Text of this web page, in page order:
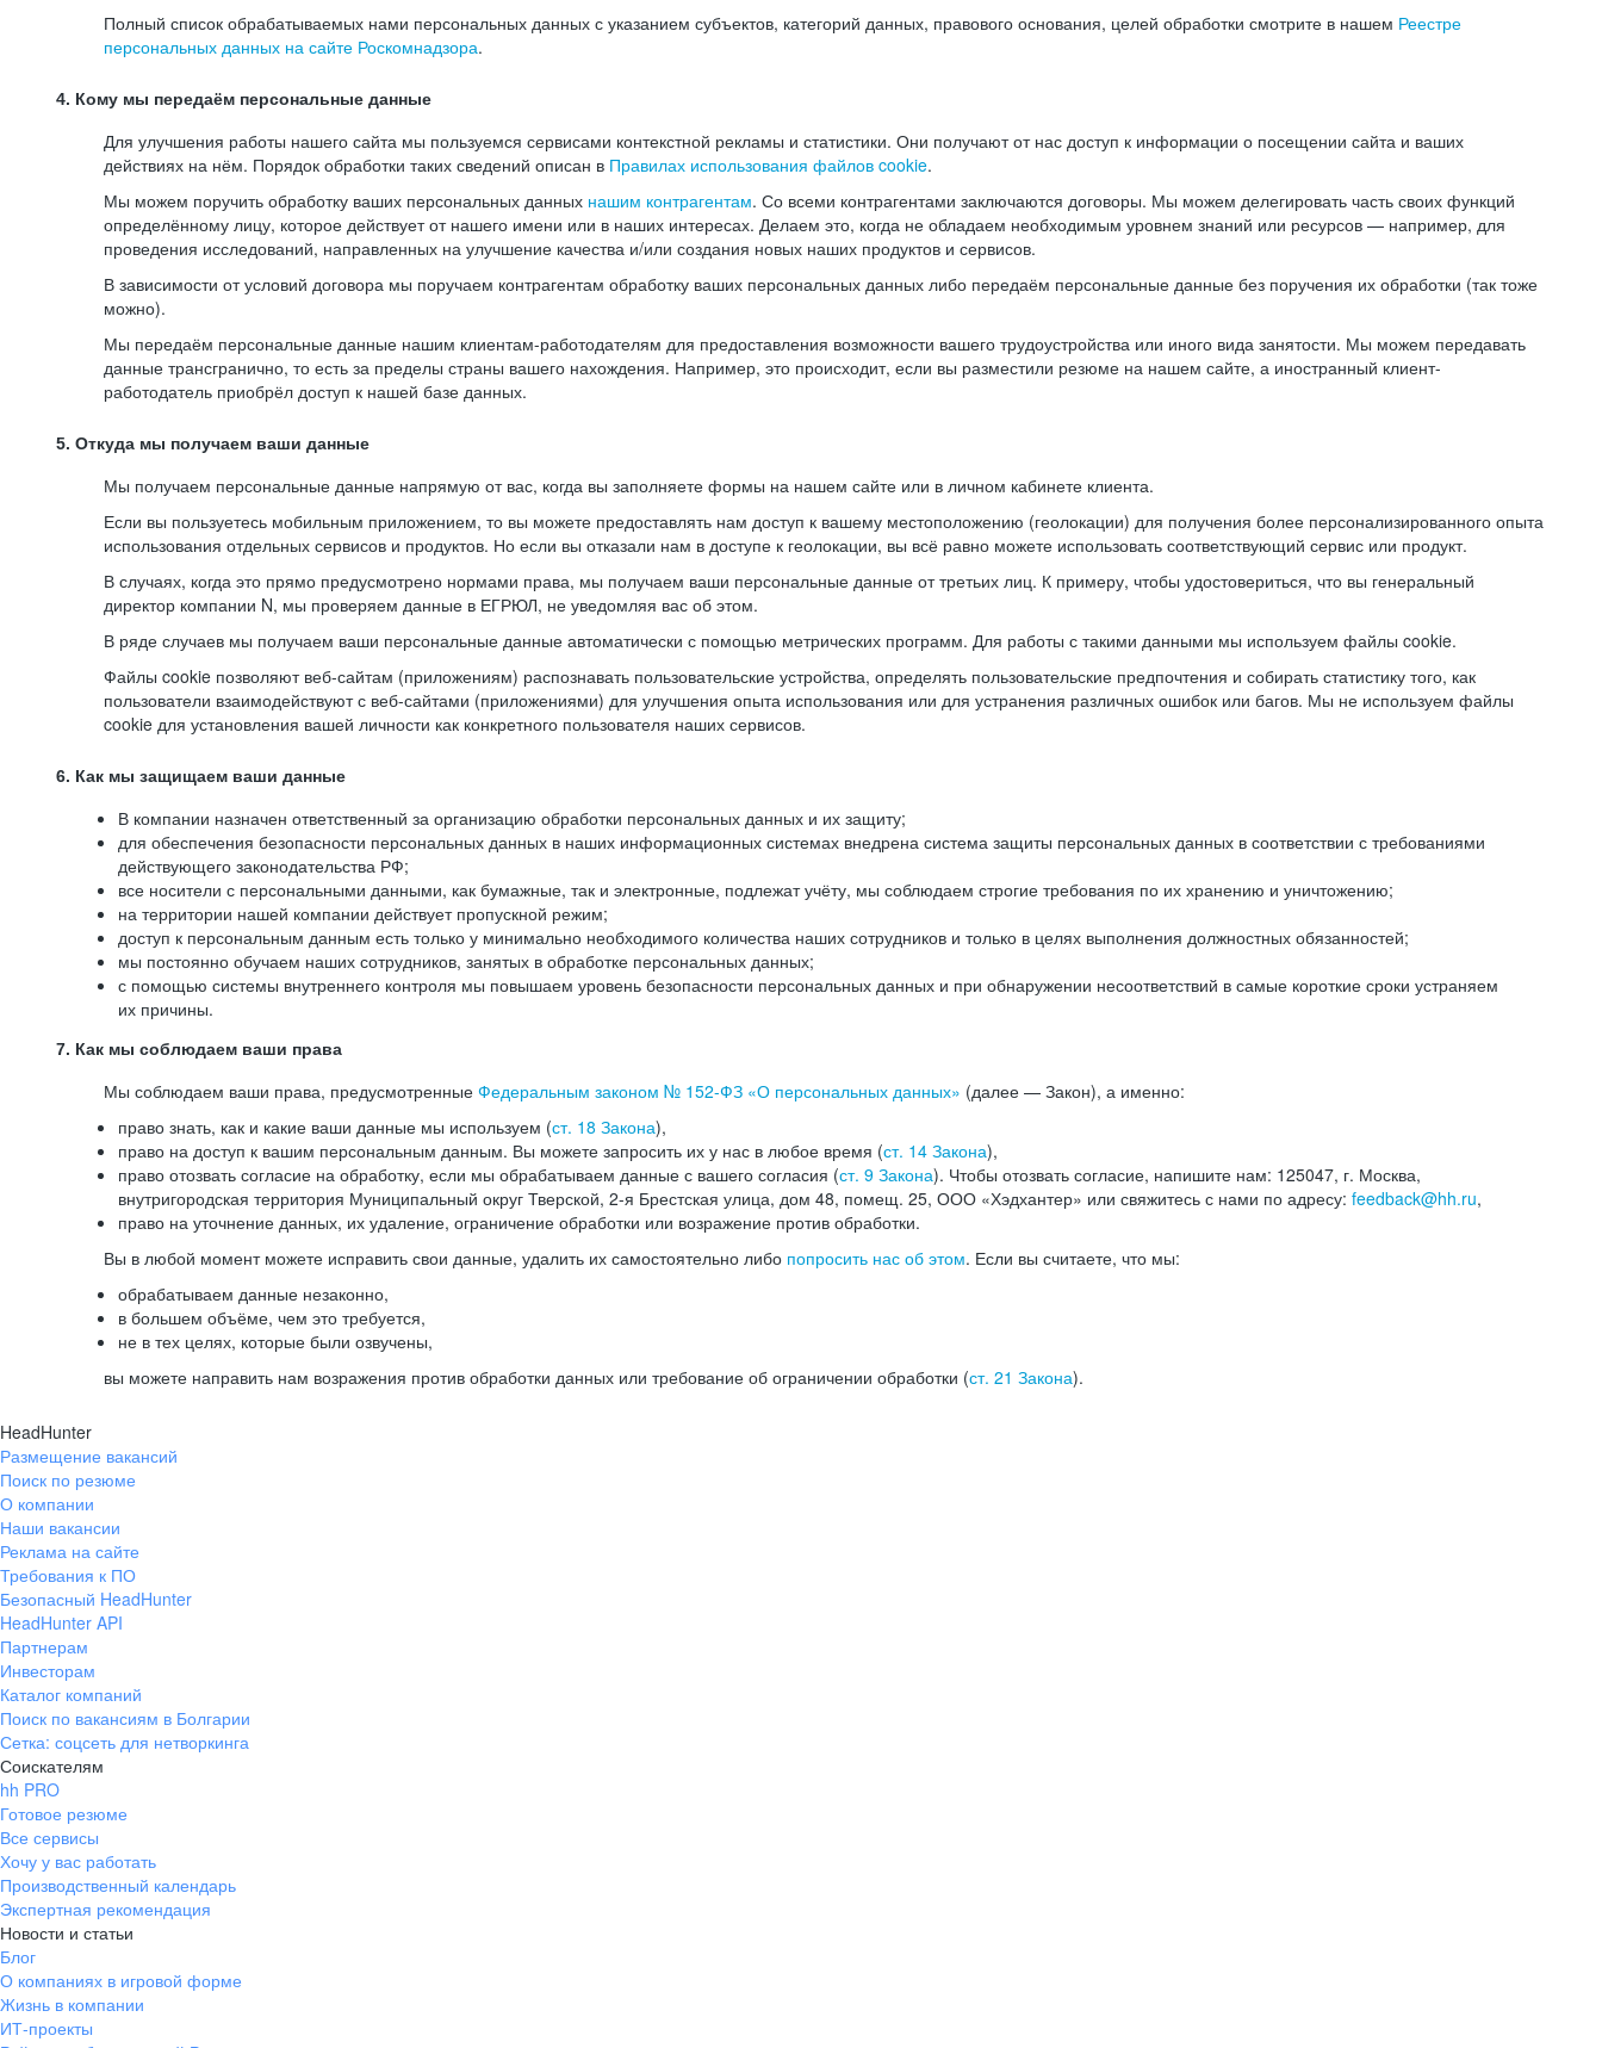
Полный список обрабатываемых нами персональных данных с указанием субъектов, категорий данных, правового основания, целей обработки смотрите в нашем Реестре
персональных данных на сайте Роскомнадзора.
4. Кому мы передаём персональные данные
Для улучшения работы нашего сайта мы пользуемся сервисами контекстной рекламы и статистики. Они получают от нас доступ к информации о посещении сайта и ваших
действиях на нём. Порядок обработки таких сведений описан в Правилах использования файлов cookie.
Мы можем поручить обработку ваших персональных данных нашим контрагентам. Со всеми контрагентами заключаются договоры. Мы можем делегировать часть своих функций
определённому лицу, которое действует от нашего имени или в наших интересах. Делаем это, когда не обладаем необходимым уровнем знаний или ресурсов — например, для
проведения исследований, направленных на улучшение качества и/или создания новых наших продуктов и сервисов.
В зависимости от условий договора мы поручаем контрагентам обработку ваших персональных данных либо передаём персональные данные без поручения их обработки (так тоже
можно).
Мы передаём персональные данные нашим клиентам-работодателям для предоставления возможности вашего трудоустройства или иного вида занятости. Мы можем передавать
данные трансгранично, то есть за пределы страны вашего нахождения. Например, это происходит, если вы разместили резюме на нашем сайте, а иностранный клиент-
работодатель приобрёл доступ к нашей базе данных.
5. Откуда мы получаем ваши данные
Мы получаем персональные данные напрямую от вас, когда вы заполняете формы на нашем сайте или в личном кабинете клиента.
Если вы пользуетесь мобильным приложением, то вы можете предоставлять нам доступ к вашему местоположению (геолокации) для получения более персонализированного опыта
использования отдельных сервисов и продуктов. Но если вы отказали нам в доступе к геолокации, вы всё равно можете использовать соответствующий сервис или продукт.
В случаях, когда это прямо предусмотрено нормами права, мы получаем ваши персональные данные от третьих лиц. К примеру, чтобы удостовериться, что вы генеральный
директор компании N, мы проверяем данные в ЕГРЮЛ, не уведомляя вас об этом.
В ряде случаев мы получаем ваши персональные данные автоматически с помощью метрических программ. Для работы с такими данными мы используем файлы cookie.
Файлы cookie позволяют веб-сайтам (приложениям) распознавать пользовательские устройства, определять пользовательские предпочтения и собирать статистику того, как
пользователи взаимодействуют с веб-сайтами (приложениями) для улучшения опыта использования или для устранения различных ошибок или багов. Мы не используем файлы
cookie для установления вашей личности как конкретного пользователя наших сервисов.
6. Как мы защищаем ваши данные
В компании назначен ответственный за организацию обработки персональных данных и их защиту;
для обеспечения безопасности персональных данных в наших информационных системах внедрена система защиты персональных данных в соответствии с требованиями
действующего законодательства РФ;
все носители с персональными данными, как бумажные, так и электронные, подлежат учёту, мы соблюдаем строгие требования по их хранению и уничтожению;
на территории нашей компании действует пропускной режим;
доступ к персональным данным есть только у минимально необходимого количества наших сотрудников и только в целях выполнения должностных обязанностей;
мы постоянно обучаем наших сотрудников, занятых в обработке персональных данных;
с помощью системы внутреннего контроля мы повышаем уровень безопасности персональных данных и при обнаружении несоответствий в самые короткие сроки устраняем
их причины.
7. Как мы соблюдаем ваши права
Мы соблюдаем ваши права, предусмотренные Федеральным законом № 152-ФЗ «О персональных данных» (далее — Закон), а именно:
право знать, как и какие ваши данные мы используем (ст. 18 Закона),
право на доступ к вашим персональным данным. Вы можете запросить их у нас в любое время (ст. 14 Закона),
право отозвать согласие на обработку, если мы обрабатываем данные с вашего согласия (ст. 9 Закона). Чтобы отозвать согласие, напишите нам: 125047, г. Москва,
внутригородская территория Муниципальный округ Тверской, 2-я Брестская улица, дом 48, помещ. 25, ООО «Хэдхантер» или свяжитесь с нами по адресу: feedback@hh.ru,
право на уточнение данных, их удаление, ограничение обработки или возражение против обработки.
Вы в любой момент можете исправить свои данные, удалить их самостоятельно либо попросить нас об этом. Если вы считаете, что мы:
обрабатываем данные незаконно,
в большем объёме, чем это требуется,
не в тех целях, которые были озвучены,
вы можете направить нам возражения против обработки данных или требование об ограничении обработки (ст. 21 Закона).
HeadHunter
Размещение вакансий
Поиск по резюме
О компании
Наши вакансии
Реклама на сайте
Требования к ПО
Безопасный HeadHunter
HeadHunter API
Партнерам
Инвесторам
Каталог компаний
Поиск по вакансиям в Болгарии
Сетка: соцсеть для нетворкинга
Соискателям
hh PRO
Готовое резюме
Все сервисы
Хочу у вас работать
Производственный календарь
Экспертная рекомендация
Новости и статьи
Блог
О компаниях в игровой форме
Жизнь в компании
ИТ-проекты